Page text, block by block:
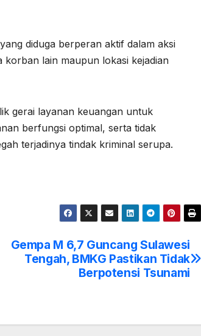
diduga berperan aktif dalam aksi
korban lain maupun lokasi kejadian
gerai layanan keuangan untuk
berfungsi optimal, serta tidak
terjadinya tindak kriminal serupa.
Gempa M 6,7 Guncang Sulawesi
Tengah, BMKG Pastikan Tidak
Berpotensi Tsunami